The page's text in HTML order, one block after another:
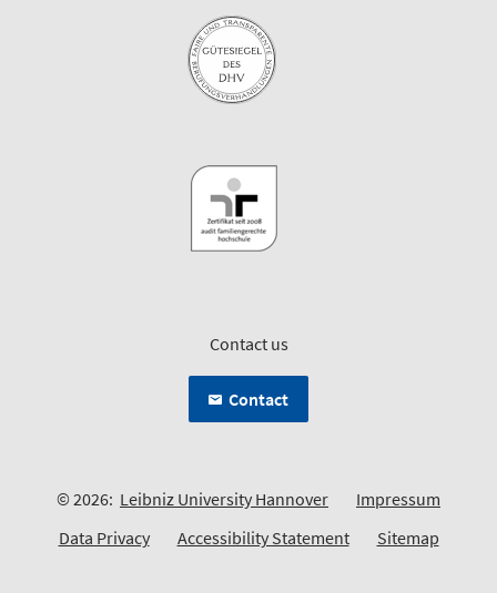
Contact us
Contact
© 2026: Leibniz University Hannover
Impressum
Data Privacy
Accessibility Statement Sitemap